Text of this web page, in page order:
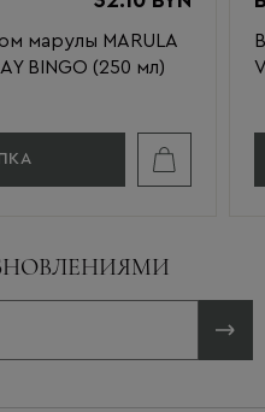
марулы MARULA
BINGO (250 мл)